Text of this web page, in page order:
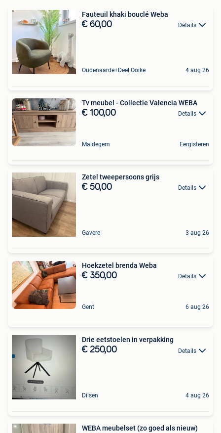
Fauteuil khaki bouclé Weba
€ 60,00 Details
Oudenaarde+Deel Ooike 4 aug 26
Tv meubel - Collectie Valencia WEBA
€ 100,00 Details
Maldegem Eergisteren
Zetel tweepersoons grijs
€ 50,00 Details
Gavere 3 aug 26
Hoekzetel brenda Weba
€ 350,00 Details
Gent 6 aug 26
Drie eetstoelen in verpakking
€ 250,00 Details
Dilsen 4 aug 26
WEBA meubelset (zo goed als nieuw)